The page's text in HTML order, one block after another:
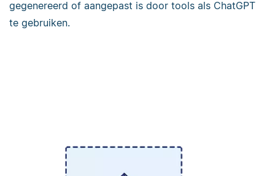
gegenereerd of aangepast is door tools als ChatGPT
te gebruiken.